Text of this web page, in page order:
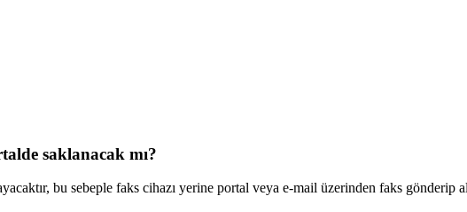
saklanacak mı?
bu sebeple faks cihazı yerine portal veya e-mail üzerinden faks gönderip